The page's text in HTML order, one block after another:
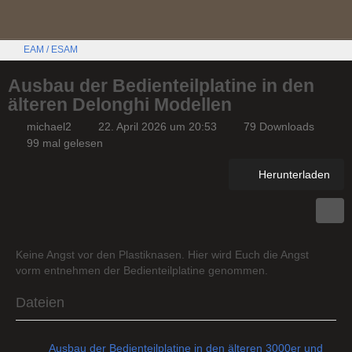
EAM / ESAM
Ausbau der Bedienteilplatine in den
älteren Delonghi Modellen
michael2 22. April 2026 um 20:53
79 Downloads
99 mal gelesen
Herunterladen
Keine Angst vor den Plastiknasen. Hier wird Euch die Angst
vorm entnehmen der Bedienteilplatine genommen.
Dateien
Ausbau der Bedienteilplatine in den älteren 3000er und